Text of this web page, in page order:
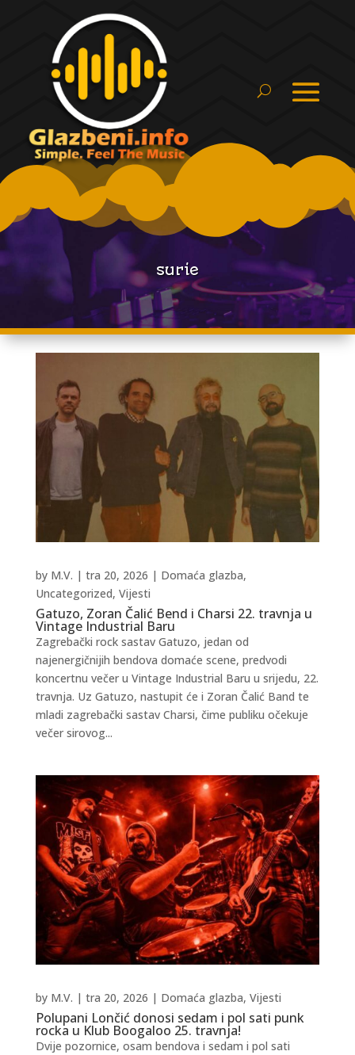
surie
Gatuzo, Zoran Čalić Bend i Charsi 22. travnja u
Vintage Industrial Baru
by M.V. | tra 20, 2026 | Domaća glazba,
Uncategorized, Vijesti
Zagrebački rock sastav Gatuzo, jedan od
najenergičnijih bendova domaće scene, predvodi
koncertnu večer u Vintage Industrial Baru u srijedu, 22.
travnja. Uz Gatuzo, nastupit će i Zoran Čalić Band te
mladi zagrebački sastav Charsi, čime publiku očekuje
večer sirovog...
Polupani Lončić donosi sedam i pol sati punk
rocka u Klub Boogaloo 25. travnja!
by M.V. | tra 20, 2026 | Domaća glazba, Vijesti
Dvije pozornice, osam bendova i sedam i pol sati